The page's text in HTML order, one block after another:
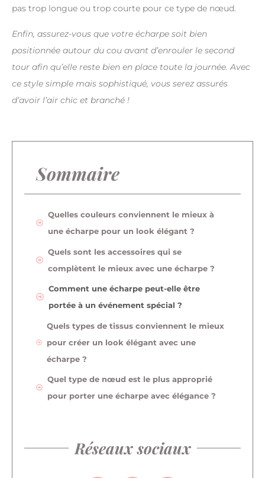
pas trop longue ou trop courte pour ce type de nœud.
Enfin, assurez-vous que votre écharpe soit bien
positionnée autour du cou avant d’enrouler le second
tour afin qu’elle reste bien en place toute la journée. Avec
ce style simple mais sophistiqué, vous serez assurés
d’avoir l’air chic et branché !
Sommaire
Quelles couleurs conviennent le mieux à
une écharpe pour un look élégant ?
Quels sont les accessoires qui se
complètent le mieux avec une écharpe ?
Comment une écharpe peut-elle être
portée à un événement spécial ?
Quels types de tissus conviennent le mieux
pour créer un look élégant avec une
écharpe ?
Quel type de nœud est le plus approprié
pour porter une écharpe avec élégance ?
Réseaux sociaux